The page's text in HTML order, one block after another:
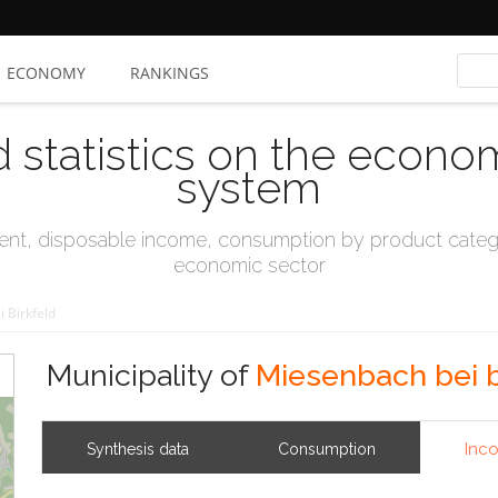
ECONOMY RANKINGS
statistics on the
system
disposable income, consumption by product
economic sector
Birkfeld
Municipality of Miesenbach bei
Synthesis data Consumption